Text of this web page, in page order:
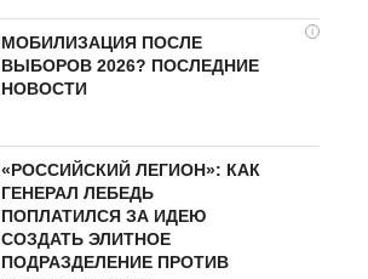
i
МОБИЛИЗАЦИЯ ПОСЛЕ
ВЫБОРОВ 2026? ПОСЛЕДНИЕ
НОВОСТИ
«РОССИЙСКИЙ ЛЕГИОН»: КАК
ГЕНЕРАЛ ЛЕБЕДЬ
ПОПЛАТИЛСЯ ЗА ИДЕЮ
СОЗДАТЬ ЭЛИТНОЕ
ПОДРАЗДЕЛЕНИЕ ПРОТИВ